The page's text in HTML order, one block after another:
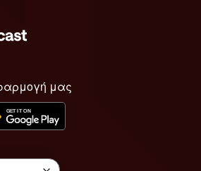
μας